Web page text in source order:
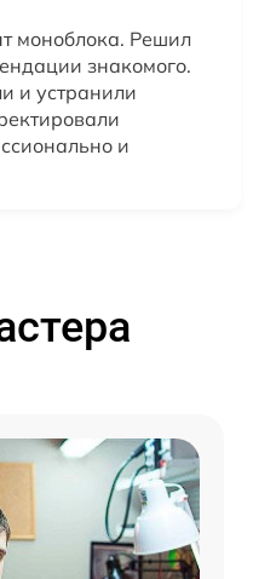
моноблока. Решил
знакомого.
и устранили
и